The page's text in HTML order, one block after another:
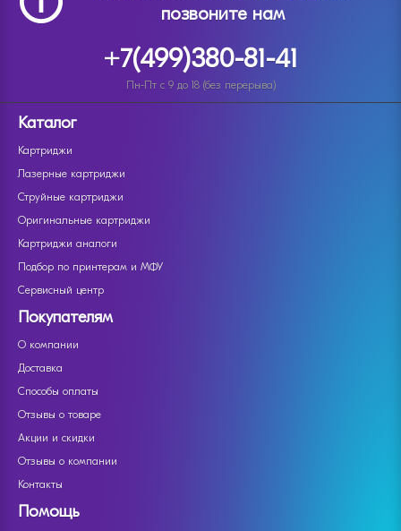
позвоните нам
+7(499)380-81-41
Пн-Пт с 9 до 18 (без перерыва)
Каталог
Картриджи
Лазерные картриджи
Струйные картриджи
Оригинальные картриджи
Картриджи аналоги
Подбор по принтерам и МФУ
Сервисный центр
Покупателям
О компании
Доставка
Способы оплаты
Отзывы о товаре
Акции и скидки
Отзывы о компании
Контакты
Помощь